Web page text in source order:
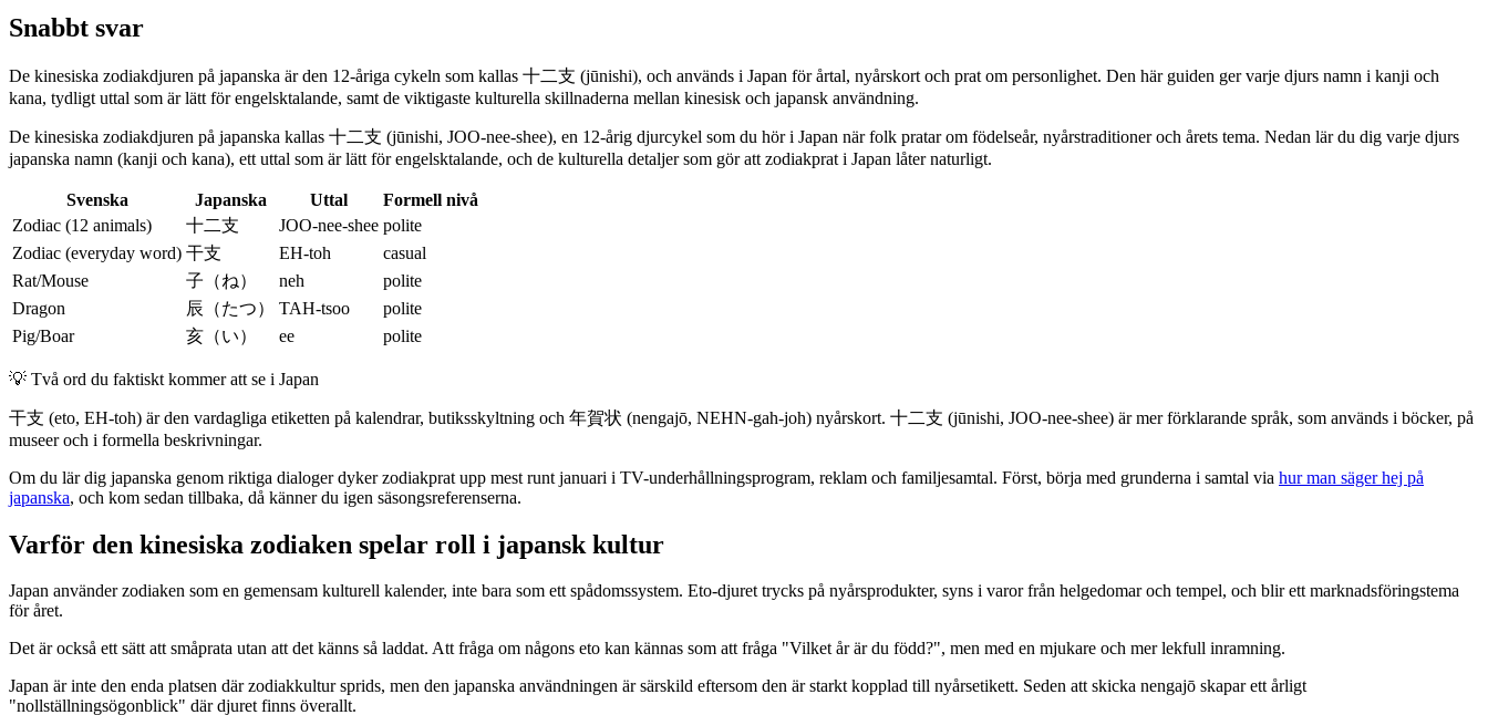
Snabbt svar
De kinesiska zodiakdjuren på japanska är den 12-åriga cykeln som kallas 十二支 (jūnishi), och används i Japan för årtal, nyårskort och prat om personlighet. Den här guiden ger varje djurs namn i kanji och
kana, tydligt uttal som är lätt för engelsktalande, samt de viktigaste kulturella skillnaderna mellan kinesisk och japansk användning.
De kinesiska zodiakdjuren på japanska kallas 十二支 (jūnishi, JOO-nee-shee), en 12-årig djurcykel som du hör i Japan när folk pratar om födelseår, nyårstraditioner och årets tema. Nedan lär du dig varje djurs
japanska namn (kanji och kana), ett uttal som är lätt för engelsktalande, och de kulturella detaljer som gör att zodiakprat i Japan låter naturligt.
Svenska Japanska Uttal
Formell nivå
Zodiac (12 animals)
十二支 JOO-nee-shee polite
Zodiac (everyday word) 干支 EH-toh
casual
Rat/Mouse
子（ね） neh
polite
Dragon
辰（たつ） TAH-tsoo
polite
Pig/Boar
亥（い） ee polite
💡 Två ord du faktiskt kommer att se i Japan
干支 (eto, EH-toh) är den vardagliga etiketten på kalendrar, butiksskyltning och 年賀状 (nengajō, NEHN-gah-joh) nyårskort. 十二支 (jūnishi, JOO-nee-shee) är mer förklarande språk, som används i böcker, på
museer och i formella beskrivningar.
Om du lär dig japanska genom riktiga dialoger dyker zodiakprat upp mest runt januari i TV-underhållningsprogram, reklam och familjesamtal. Först, börja med grunderna i samtal via hur man säger hej på
japanska, och kom sedan tillbaka, då känner du igen säsongsreferenserna.
Varför den kinesiska zodiaken spelar roll i japansk kultur
Japan använder zodiaken som en gemensam kulturell kalender, inte bara som ett spådomssystem. Eto-djuret trycks på nyårsprodukter, syns i varor från helgedomar och tempel, och blir ett marknadsföringstema
för året.
Det är också ett sätt att småprata utan att det känns så laddat. Att fråga om någons eto kan kännas som att fråga "Vilket år är du född?", men med en mjukare och mer lekfull inramning.
Japan är inte den enda platsen där zodiakkultur sprids, men den japanska användningen är särskild eftersom den är starkt kopplad till nyårsetikett. Seden att skicka nengajō skapar ett årligt
"nollställningsögonblick" där djuret finns överallt.